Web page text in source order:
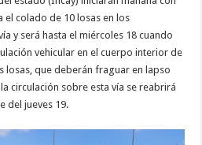
el colado de 10 losas en los
y será hasta el miércoles 18 cuando
vehicular en el cuerpo interior de
losas, que deberán fraguar en lapso
circulación sobre esta vía se reabrirá
del jueves 19.